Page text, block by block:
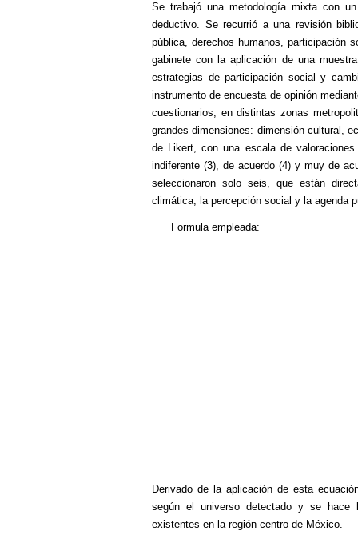
Se trabajó una metodología mixta con
deductivo. Se recurrió a una revisión
pública, derechos humanos, participación
gabinete con la aplicación de una
estrategias de participación social y
instrumento de encuesta de opinión
cuestionarios, en distintas zonas
grandes dimensiones: dimensión cultural,
de Likert, con una escala de
indiferente (3), de acuerdo (4) y muy de
seleccionaron solo seis, que están
climática, la percepción social y la agenda
Formula empleada:
Derivado de la aplicación de esta
según el universo detectado y se hace
existentes en la región centro de México.